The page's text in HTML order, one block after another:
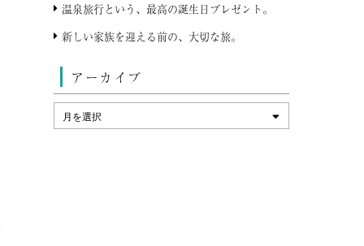
温泉旅行という、最高の誕生日プレゼント。
新しい家族を迎える前の、大切な旅。
アーカイブ